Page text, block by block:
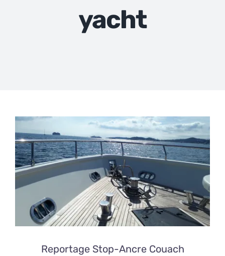
yacht
Reportage Stop-Ancre Couach